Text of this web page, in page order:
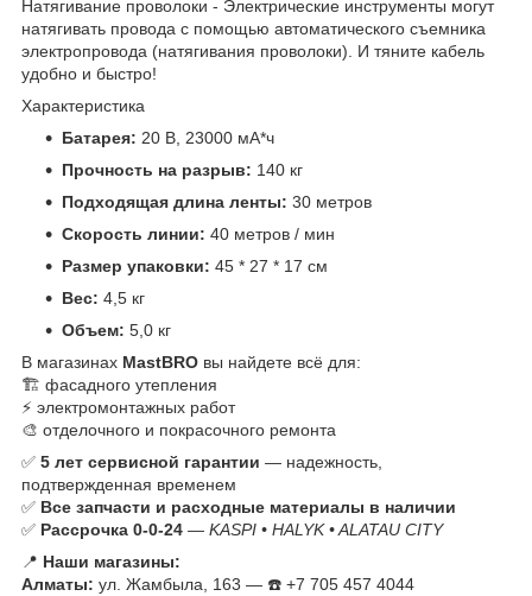
Натягивание проволоки - Электрические инструменты могут
натягивать провода с помощью автоматического съемника
электропровода (натягивания проволоки). И тяните кабель
удобно и быстро!
Характеристика
Батарея: 20 В, 23000 мА*ч
Прочность на разрыв: 140 кг
Подходящая длина ленты: 30 метров
Скорость линии: 40 метров / мин
Размер упаковки: 45 * 27 * 17 см
Вес: 4,5 кг
Объем: 5,0 кг
В магазинах MastBRO вы найдете всё для:
🏗️ фасадного утепления
⚡ электромонтажных работ
🎨 отделочного и покрасочного ремонта
✅ 5 лет сервисной гарантии — надежность,
подтвержденная временем
✅ Все запчасти и расходные материалы в наличии
✅ Рассрочка 0-0-24 — KASPI • HALYK • ALATAU CITY
📍 Наши магазины:
Алматы: ул. Жамбыла, 163 — ☎️ +7 705 457 4044